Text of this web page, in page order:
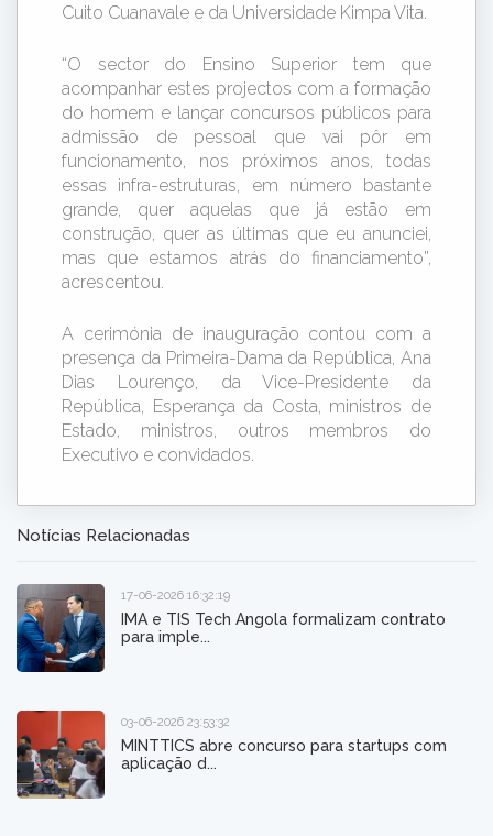
Cuito Cuanavale e da Universidade Kimpa Vita.
“O sector do Ensino Superior tem que
acompanhar estes projectos com a formação
do homem e lançar concursos públicos para
admissão de pessoal que vai pôr em
funcionamento, nos próximos anos, todas
essas infra-estruturas, em número bastante
grande, quer aquelas que já estão em
construção, quer as últimas que eu anunciei,
mas que estamos atrás do financiamento”,
acrescentou.
A cerimónia de inauguração contou com a
presença da Primeira-Dama da República, Ana
Dias Lourenço, da Vice-Presidente da
República, Esperança da Costa, ministros de
Estado, ministros, outros membros do
Executivo e convidados.
Notícias Relacionadas
17-06-2026 16:32:19
IMA e TIS Tech Angola formalizam contrato
para imple...
03-06-2026 23:53:32
MINTTICS abre concurso para startups com
aplicação d...